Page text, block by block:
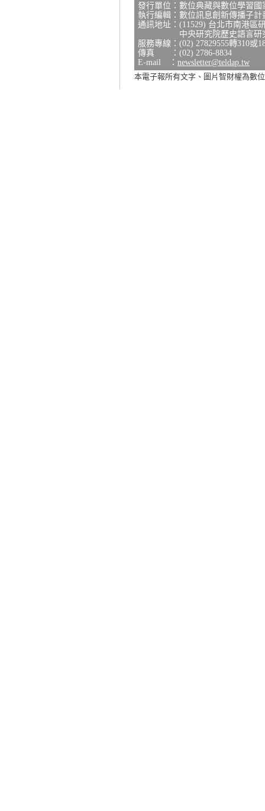
發行單位：數位典藏與數位學習
執行編輯：數位訊息創新傳播子計
通訊地址：(11529) 台北市南港區
中央研究院歷史語言研究
服務專線：(02) 27829555轉310或
傳真 ：(02) 2786-8834
E-mail ： newsletter@teldap.tw
本電子報所有文字、圖片智財權為數